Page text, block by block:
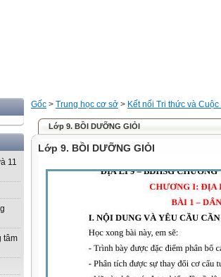
11
tâm
Gốc > Trung học cơ sở > Kết nối Tri thức và Cuộc
Lớp 9. BỒI DƯỠNG GIỎI
Lớp 9. BỒI DƯỠNG GIỎI